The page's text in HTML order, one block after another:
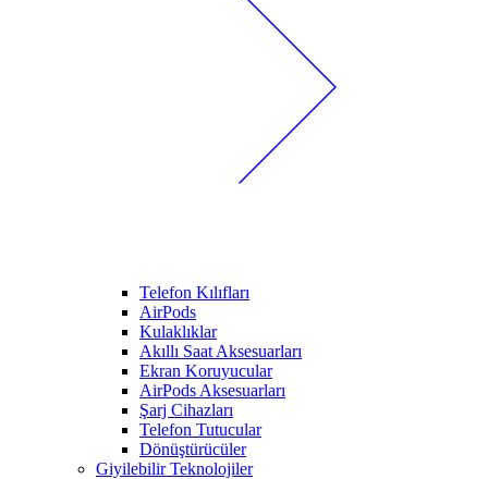
Telefon Kılıfları
AirPods
Kulaklıklar
Akıllı Saat Aksesuarları
Ekran Koruyucular
AirPods Aksesuarları
Şarj Cihazları
Telefon Tutucular
Dönüştürücüler
Giyilebilir Teknolojiler